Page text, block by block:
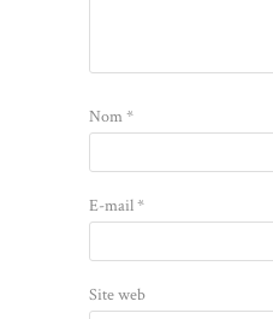
Nom*
E-mail*
Site web